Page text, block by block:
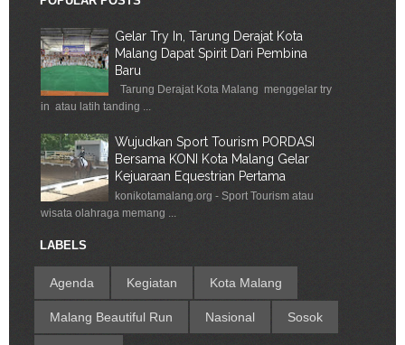
Gelar Try In, Tarung Derajat Kota
Malang Dapat Spirit Dari Pembina
Baru
Tarung Derajat Kota Malang menggelar try
in atau latih tanding ...
Wujudkan Sport Tourism PORDASI
Bersama KONI Kota Malang Gelar
Kejuaraan Equestrian Pertama
konikotamalang.org - Sport Tourism atau
wisata olahraga memang ...
LABELS
Agenda Kegiatan Kota Malang
Malang Beautiful Run Nasional Sosok